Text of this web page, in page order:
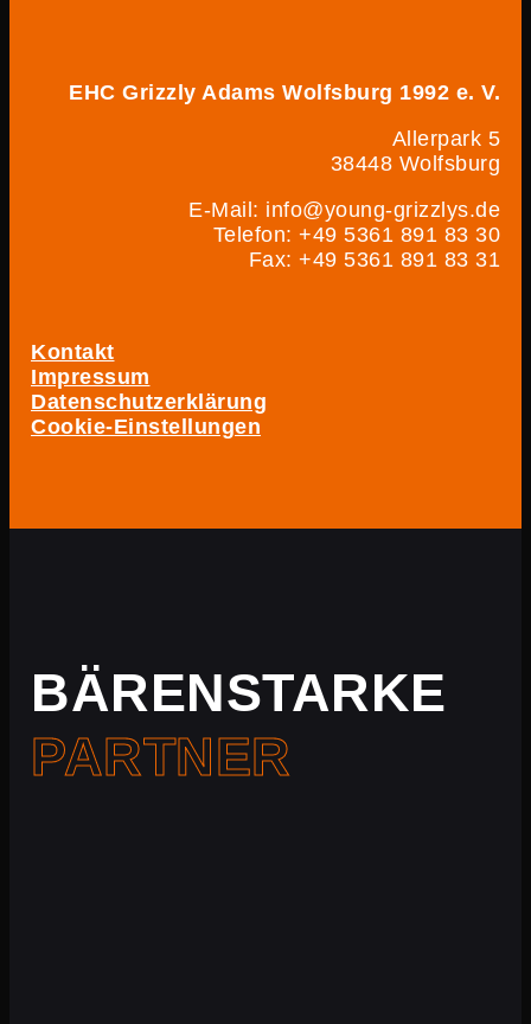
EHC Grizzly Adams Wolfsburg 1992 e. V.
Allerpark 5
38448 Wolfsburg
E-Mail: info@young-grizzlys.de
Telefon: +49 5361 891 83 30
Fax: +49 5361 891 83 31
Kontakt
Impressum
Datenschutzerklärung
Cookie-Einstellungen
BÄRENSTARKE
PARTNER